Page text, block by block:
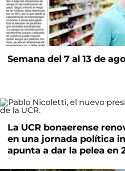
Semana del 7 al 13 de
La UCR bonaerense
en una jornada política
apunta a dar la pelea en